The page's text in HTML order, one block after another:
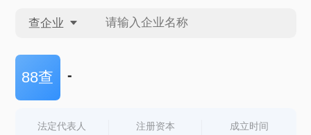
查企业
查企业
88查 -
法定代表人 注册资本 成立时间